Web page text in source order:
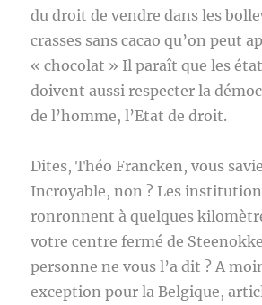
du droit de vendre dans les
crasses sans cacao qu’on peut
« chocolat » Il paraît que les
doivent aussi respecter la
de l’homme, l’Etat de droit.
Dites, Théo Francken, vous
Incroyable, non ? Les
ronronnent à quelques
votre centre fermé de
personne ne vous l’a dit ? A
exception pour la Belgique,